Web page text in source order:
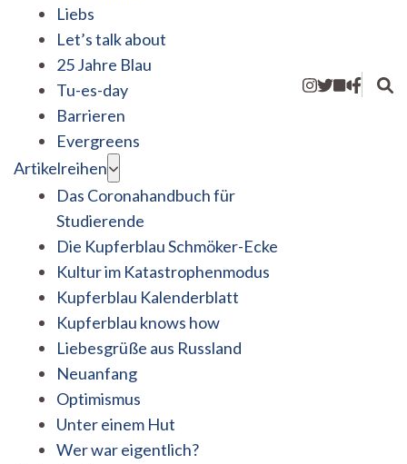
Liebs
Let’s talk about
25 Jahre Blau
Tu-es-day
Barrieren
Evergreens
Artikelreihen
Das Coronahandbuch für
Studierende
Die Kupferblau Schmöker-Ecke
Kultur im Katastrophenmodus
Kupferblau Kalenderblatt
Kupferblau knows how
Liebesgrüße aus Russland
Neuanfang
Optimismus
Unter einem Hut
Wer war eigentlich?